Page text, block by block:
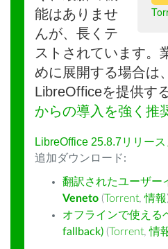
能はありませ
んが、長くテ
ストされています。
めに展開する場合は
LibreOfficeを提供す
からの導入を強く推
LibreOffice 25.8.7リリース
追加ダウンロード:
翻訳されたユーザー
Veneto (Torrent,情報
オフラインで使える
fallback) (Torrent,情